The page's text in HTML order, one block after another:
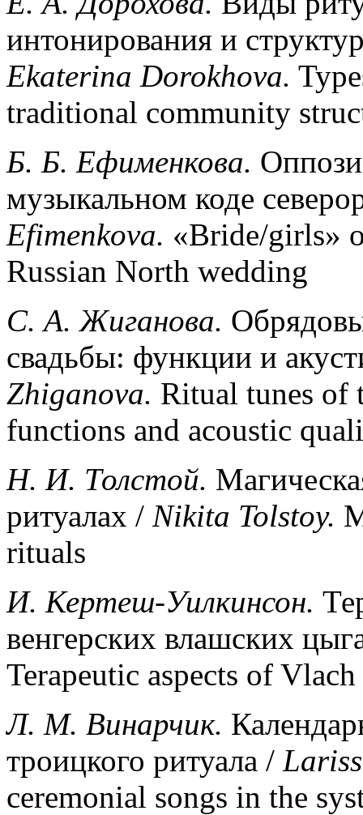
интонирования и
Ekaterina Dorokhova.
traditional community
Б. Б. Ефименкова.
музыкальном коде
Efimenkova. «Bride/girls»
Russian North wedding
С. А. Жиганова.
свадьбы: функции и
Zhiganova. Ritual tunes of
functions and acoustic
Н. И. Толстой.
ритуалах / Nikita Tolstoy.
rituals
И. Кертеш-Уилкинсон.
венгерских влашских
Terapeutic aspects of
Л. М. Винарчик.
троицкого ритуала /
ceremonial songs in the